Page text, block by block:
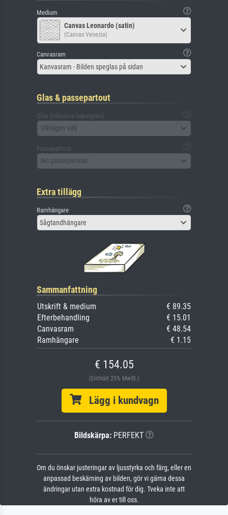
Medium
Canvas Leonardo (satin)
(Canvas Venezia)
Canvasram
Kanvasram - Bilden speglas på sidan
Glas & passepartout
Glas (inklusive bakstycke)
Vänligen välj
Passepartout
No passepartout
Extra tillägg
Ramhängare
Sågtandhängare
Sammanfattning
Utskrift & medium
€ 89.35
Efterbehandling
€ 15.01
Canvasram
€ 48.54
Ramhängare
€ 1.15
€ 154.05
(Enthält 25% MwSt.)
Lägg i kundvagn
Bildskärpa: PERFEKT
Om du önskar justeringar av ljusstyrka och färg, eller en
anpassad beskärning av bilden, gör vi gärna dessa
ändringar utan extra kostnad för dig. Tveka inte att
höra av er till oss.